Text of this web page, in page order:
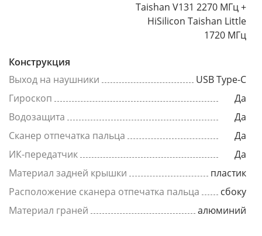
Taishan V131 2270 МГц +
HiSilicon Taishan Little
1720 МГц
Конструкция
Выход на наушники
USB Type-C
Гироскоп
Да
Водозащита
Да
Сканер отпечатка пальца
Да
ИК-передатчик
Да
Материал задней крышки
пластик
Расположение сканера отпечатка пальца
сбоку
Материал граней
алюминий